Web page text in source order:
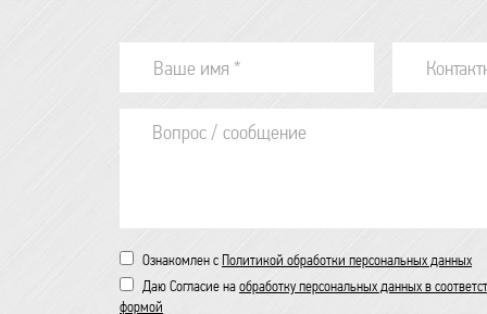
Ознакомлен сПолитикой обработки персональных данных
Даю Согласие наобработку персональных данных в
формой